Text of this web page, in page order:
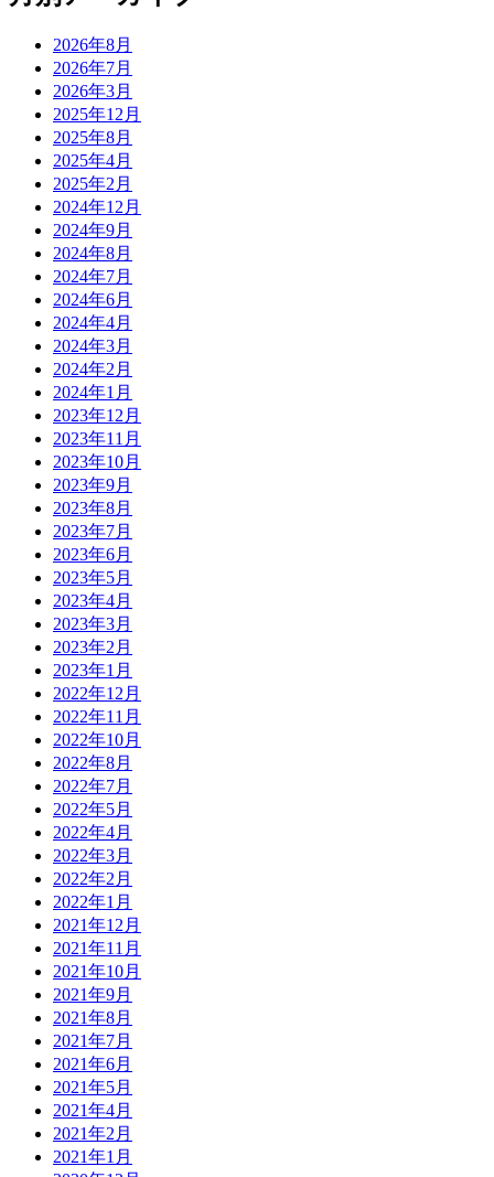
2026年8月
2026年7月
2026年3月
2025年12月
2025年8月
2025年4月
2025年2月
2024年12月
2024年9月
2024年8月
2024年7月
2024年6月
2024年4月
2024年3月
2024年2月
2024年1月
2023年12月
2023年11月
2023年10月
2023年9月
2023年8月
2023年7月
2023年6月
2023年5月
2023年4月
2023年3月
2023年2月
2023年1月
2022年12月
2022年11月
2022年10月
2022年8月
2022年7月
2022年5月
2022年4月
2022年3月
2022年2月
2022年1月
2021年12月
2021年11月
2021年10月
2021年9月
2021年8月
2021年7月
2021年6月
2021年5月
2021年4月
2021年2月
2021年1月